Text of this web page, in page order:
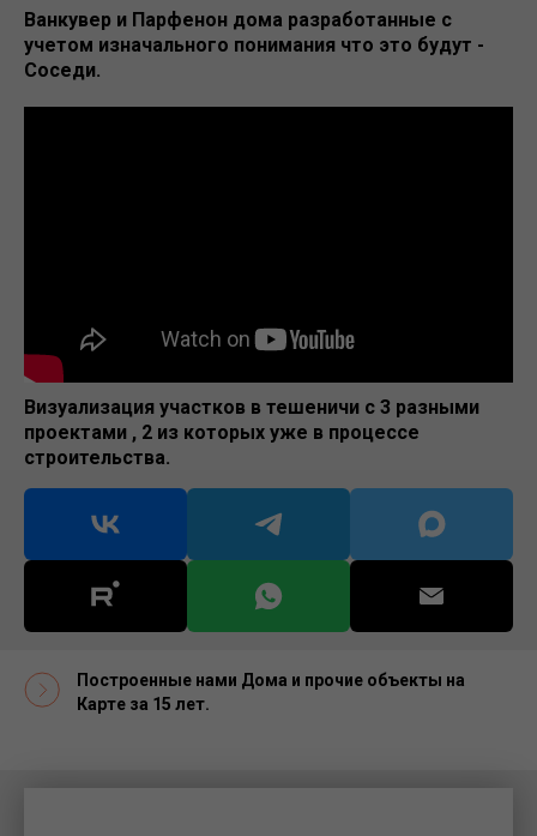
Ванкувер и Парфенон дома разработанные с
учетом изначального понимания что это будут -
Соседи.
Визуализация участков в тешеничи с 3 разными
проектами , 2 из которых уже в процессе
строительства.
Построенные нами Дома и прочие объекты на
Карте за 15 лет.